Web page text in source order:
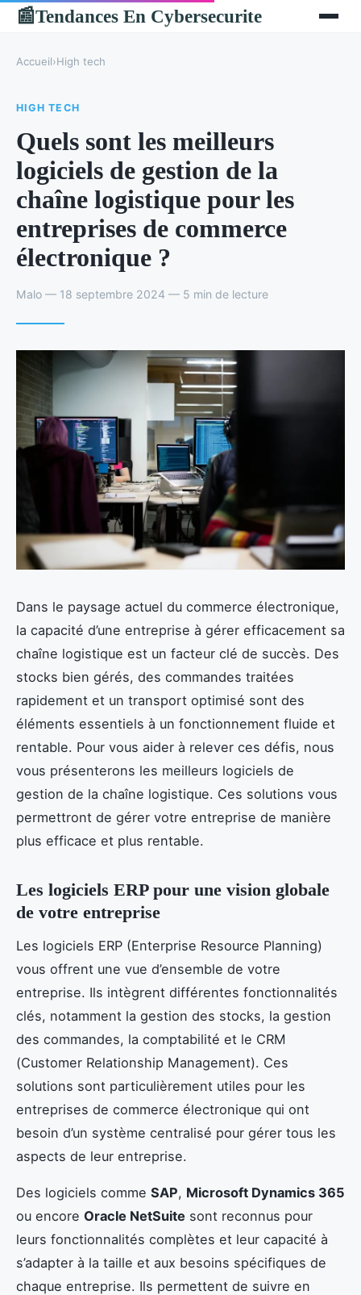
📰Tendances En Cybersecurite
Accueil›High tech
HIGH TECH
Quels sont les meilleurs
logiciels de gestion de la
chaîne logistique pour les
entreprises de commerce
électronique ?
Malo — 18 septembre 2024 — 5 min de lecture
Dans le paysage actuel du commerce électronique,
la capacité d’une entreprise à gérer efficacement sa
chaîne logistique est un facteur clé de succès. Des
stocks bien gérés, des commandes traitées
rapidement et un transport optimisé sont des
éléments essentiels à un fonctionnement fluide et
rentable. Pour vous aider à relever ces défis, nous
vous présenterons les meilleurs logiciels de
gestion de la chaîne logistique. Ces solutions vous
permettront de gérer votre entreprise de manière
plus efficace et plus rentable.
Les logiciels ERP pour une vision globale
de votre entreprise
Les logiciels ERP (Enterprise Resource Planning)
vous offrent une vue d’ensemble de votre
entreprise. Ils intègrent différentes fonctionnalités
clés, notamment la gestion des stocks, la gestion
des commandes, la comptabilité et le CRM
(Customer Relationship Management). Ces
solutions sont particulièrement utiles pour les
entreprises de commerce électronique qui ont
besoin d’un système centralisé pour gérer tous les
aspects de leur entreprise.
Des logiciels comme SAP, Microsoft Dynamics 365
ou encore Oracle NetSuite sont reconnus pour
leurs fonctionnalités complètes et leur capacité à
s’adapter à la taille et aux besoins spécifiques de
chaque entreprise. Ils permettent de suivre en